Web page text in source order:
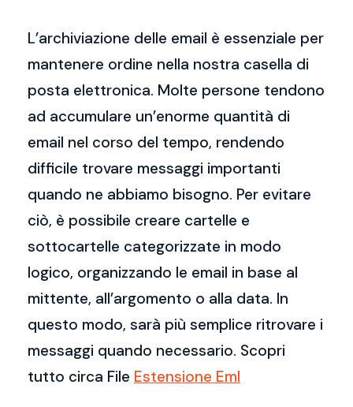
L’archiviazione delle email è essenziale per
mantenere ordine nella nostra casella di
posta elettronica. Molte persone tendono
ad accumulare un’enorme quantità di
email nel corso del tempo, rendendo
difficile trovare messaggi importanti
quando ne abbiamo bisogno. Per evitare
ciò, è possibile creare cartelle e
sottocartelle categorizzate in modo
logico, organizzando le email in base al
mittente, all’argomento o alla data. In
questo modo, sarà più semplice ritrovare i
messaggi quando necessario. Scopri
tutto circa File Estensione Eml